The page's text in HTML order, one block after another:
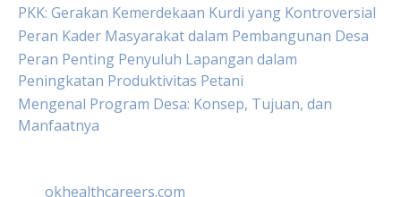
PKK: Gerakan Kemerdekaan Kurdi yang Kontroversial
Peran Kader Masyarakat dalam Pembangunan Desa
Peran Penting Penyuluh Lapangan dalam
Peningkatan Produktivitas Petani
Mengenal Program Desa: Konsep, Tujuan, dan
Manfaatnya
okhealthcareers.com